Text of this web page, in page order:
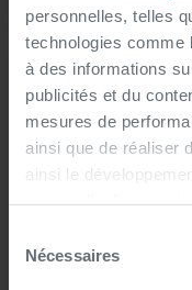
personnelles, telles
technologies
à des informations
publicités et du
mesures de
ainsi que de réaliser
ainsi le
tout moment en
cookies ou en
Nécessaires
5G, IA et cloud
la technologie